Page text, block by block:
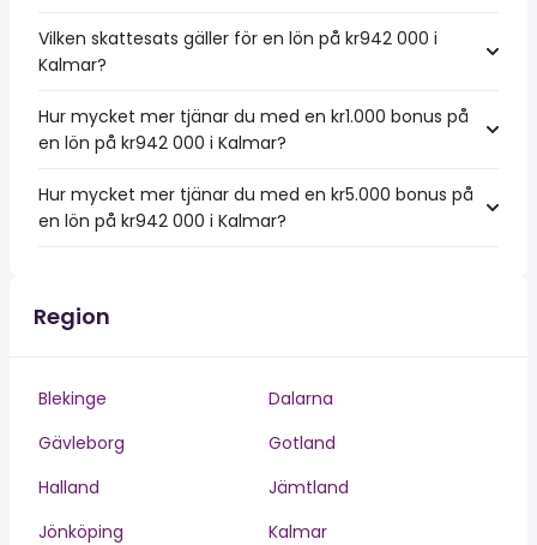
Vilken skattesats gäller för en lön på kr942 000 i
Kalmar?
Hur mycket mer tjänar du med en kr1.000 bonus på
en lön på kr942 000 i Kalmar?
Hur mycket mer tjänar du med en kr5.000 bonus på
en lön på kr942 000 i Kalmar?
Region
Blekinge
Dalarna
Gävleborg
Gotland
Halland
Jämtland
Jönköping
Kalmar